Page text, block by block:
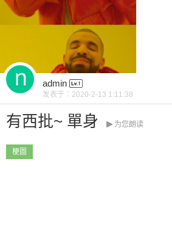
admin
发表于： 2020-2-13 1:11:38
有西批~ 單身 为您朗读
梗圖
扫描二维码继续阅读